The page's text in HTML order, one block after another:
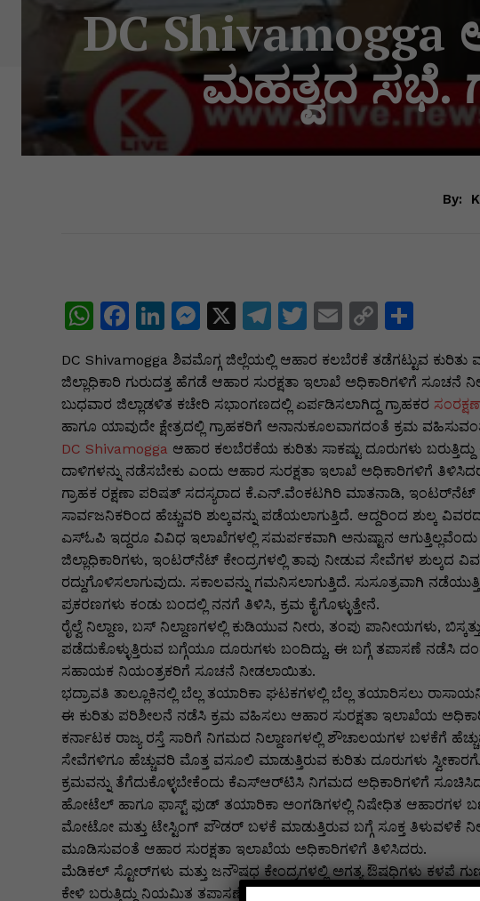
DC Shivamogga
ಮಹತ್ವದ ಸಭೆ.
By:
W
at
s
A
p
p
F
c
e
b
o
o
k
Li
n
k
e
dI
n
M
e
s
s
e
n
g
er
X
T
e
gr
a
m
T
w
itt
er
E
m
ai
l
C
o
p
y
Li
n
k
S
ar
e
DC Shivamogga ಶಿವಮೊಗ್ಗ ಜಿಲ್ಲೆಯಲ್ಲಿ ಆಹಾರ ಕಲಬೆರಕೆ ತಡೆಗಟ್ಟುವ ಕುರಿತು
ಜಿಲ್ಲಾಧಿಕಾರಿ ಗುರುದತ್ತ ಹೆಗಡೆ ಆಹಾರ ಸುರಕ್ಷತಾ ಇಲಾಖೆ ಅಧಿಕಾರಿಗಳಿಗೆ ಸೂಚನೆ
ಬುಧವಾರ ಜಿಲ್ಲಾಡಳಿತ ಕಚೇರಿ ಸಭಾಂಗಣದಲ್ಲಿ ಏರ್ಪಡಿಸಲಾಗಿದ್ದ ಗ್ರಾಹಕರ
ಹಾಗೂ ಯಾವುದೇ ಕ್ಷೇತ್ರದಲ್ಲಿ ಗ್ರಾಹಕರಿಗೆ ಅನಾನುಕೂಲವಾಗದಂತೆ ಕ್ರಮ
DC Shivamogga ಆಹಾರ ಕಲಬೆರಕೆಯ ಕುರಿತು ಸಾಕಷ್ಟು ದೂರುಗಳು
ದಾಳಿಗಳನ್ನು ನಡೆಸಬೇಕು ಎಂದು ಆಹಾರ ಸುರಕ್ಷತಾ ಇಲಾಖೆ ಅಧಿಕಾರಿಗಳಿಗೆ
ಗ್ರಾಹಕ ರಕ್ಷಣಾ ಪರಿಷತ್ ಸದಸ್ಯರಾದ ಕೆ.ಎನ್.ವೆಂಕಟಗಿರಿ ಮಾತನಾಡಿ,
ಸಾರ್ವಜನಿಕರಿಂದ ಹೆಚ್ಚುವರಿ ಶುಲ್ಕವನ್ನು ಪಡೆಯಲಾಗುತ್ತಿದೆ. ಆದ್ದರಿಂದ ಶುಲ್ಕ
ಎಸ್‌ಓಪಿ ಇದ್ದರೂ ವಿವಿಧ ಇಲಾಖೆಗಳಲ್ಲಿ ಸಮರ್ಪಕವಾಗಿ ಅನುಷ್ಟಾನ
ಜಿಲ್ಲಾಧಿಕಾರಿಗಳು, ಇಂಟರ್‌ನೆಟ್ ಕೇಂದ್ರಗಳಲ್ಲಿ ತಾವು ನೀಡುವ ಸೇವೆಗಳ ಶುಲ್ಕದ
ರದ್ದುಗೊಳಿಸಲಾಗುವುದು. ಸಕಾಲವನ್ನು ಗಮನಿಸಲಾಗುತ್ತಿದೆ. ಸುಸೂತ್ರವಾಗಿ
ಪ್ರಕರಣಗಳು ಕಂಡು ಬಂದಲ್ಲಿ ನನಗೆ ತಿಳಿಸಿ, ಕ್ರಮ ಕೈಗೊಳ್ಳುತ್ತೇನೆ.
ರೈಲ್ವೆ ನಿಲ್ದಾಣ, ಬಸ್ ನಿಲ್ದಾಣಗಳಲ್ಲಿ ಕುಡಿಯುವ ನೀರು, ತಂಪು ಪಾನೀಯಗಳು,
ಪಡೆದುಕೊಳ್ಳುತ್ತಿರುವ ಬಗ್ಗೆಯೂ ದೂರುಗಳು ಬಂದಿದ್ದು, ಈ ಬಗ್ಗೆ ತಪಾಸಣೆ ನಡೆಸಿ
ಸಹಾಯಕ ನಿಯಂತ್ರಕರಿಗೆ ಸೂಚನೆ ನೀಡಲಾಯಿತು.
ಭದ್ರಾವತಿ ತಾಲ್ಲೂಕಿನಲ್ಲಿ ಬೆಲ್ಲ ತಯಾರಿಕಾ ಘಟಕಗಳಲ್ಲಿ ಬೆಲ್ಲ ತಯಾರಿಸಲು
ಈ ಕುರಿತು ಪರಿಶೀಲನೆ ನಡೆಸಿ ಕ್ರಮ ವಹಿಸಲು ಆಹಾರ ಸುರಕ್ಷತಾ ಇಲಾಖೆಯ
ಕರ್ನಾಟಕ ರಾಜ್ಯ ರಸ್ತೆ ಸಾರಿಗೆ ನಿಗಮದ ನಿಲ್ದಾಣಗಳಲ್ಲಿ ಶೌಚಾಲಯಗಳ ಬಳಕೆಗೆ
ಸೇವೆಗಳಿಗೂ ಹೆಚ್ಚುವರಿ ಮೊತ್ತ ವಸೂಲಿ ಮಾಡುತ್ತಿರುವ ಕುರಿತು ದೂರುಗಳು
ಕ್ರಮವನ್ನು ತೆಗೆದುಕೊಳ್ಳಬೇಕೆಂದು ಕೆಎಸ್‌ಆರ್‌ಟಿಸಿ ನಿಗಮದ ಅಧಿಕಾರಿಗಳಿಗೆ
ಹೋಟೆಲ್ ಹಾಗೂ ಫಾಸ್ಟ್ ಫುಡ್ ತಯಾರಿಕಾ ಅಂಗಡಿಗಳಲ್ಲಿ ನಿಷೇಧಿತ ಆಹಾರಗಳ
ಮೋಟೋ ಮತ್ತು ಟೇಸ್ಟಿಂಗ್ ಪೌಡರ್ ಬಳಕೆ ಮಾಡುತ್ತಿರುವ ಬಗ್ಗೆ ಸೂಕ್ತ ತಿಳುವಳಿಕೆ
ಮೂಡಿಸುವಂತೆ ಆಹಾರ ಸುರಕ್ಷತಾ ಇಲಾಖೆಯ ಅಧಿಕಾರಿಗಳಿಗೆ ತಿಳಿಸಿದರು.
ಮೆಡಿಕಲ್ ಸ್ಟೋರ್‌ಗಳು ಮತ್ತು ಜನೌಷಧ ಕೇಂದ್ರಗಳಲ್ಲಿ ಅಗತ್ಯ ಔಷಧಿಗಳು ಕಳಪೆ
ಕೇಳಿ ಬರುತ್ತಿದ್ದು ನಿಯಮಿತ ತಪಾಸಣೆ ಮತ್ತು ಅನಿರೀಕ್ಷಿತ ದಾಳಿಗಳನ್ನು